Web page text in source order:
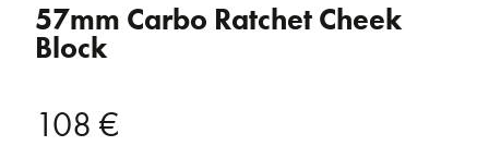
57mm Carbo Ratchet Cheek
Block
108 €